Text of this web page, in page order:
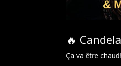
🔥
Ça va être chaud!